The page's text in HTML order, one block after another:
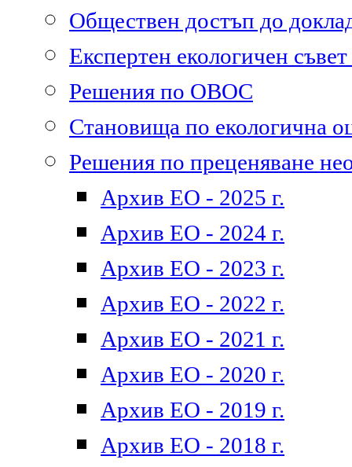
Обществен достъп до
Експертен екологичен
Решения по ОВОС
Становища по екологична
Решения по преценяване
Архив ЕО - 2025 г.
Архив ЕО - 2024 г.
Архив ЕО - 2023 г.
Архив ЕО - 2022 г.
Архив ЕО - 2021 г.
Архив ЕО - 2020 г.
Архив ЕО - 2019 г.
Архив ЕО - 2018 г.